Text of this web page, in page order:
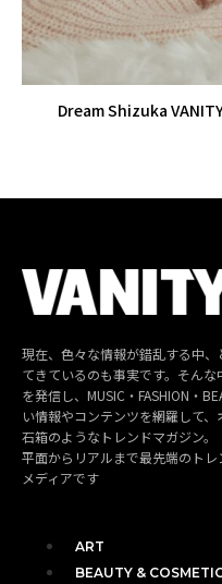
Dream Shizuka
現在、色々な情報が錯乱する中
てきているのも事実です。そん
を発信し、MUSIC・FASHION・
い情報やコンテンツを網羅して
石箱のようなトレンドマガジン
平面からリアルまで最先端のト
メディアです
ART
BEAUTY &